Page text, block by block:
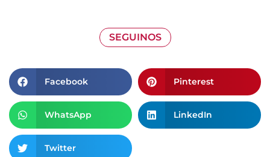
SEGUINOS
Facebook Pinterest
WhatsApp LinkedIn
Twitter